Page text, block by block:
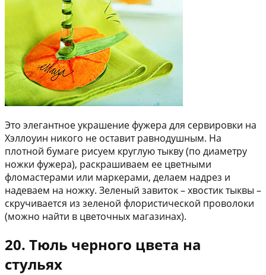
Это элегантное украшение фужера для сервировки на
Хэллоуин никого не оставит равнодушным. На
плотной бумаге рисуем круглую тыкву (по диаметру
ножки фужера), раскрашиваем ее цветными
фломастерами или маркерами, делаем надрез и
надеваем на ножку. Зеленый завиток – хвостик тыквы –
скручивается из зеленой флористической проволоки
(можно найти в цветочных магазинах).
20. Тюль черного цвета на
стульях